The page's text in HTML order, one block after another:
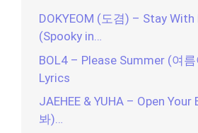
DOKYEOM (도겸) – Stay With
(Spooky in…
BOL4 – Please Summer (여
Lyrics
JAEHEE & YUHA – Open Your
봐)…